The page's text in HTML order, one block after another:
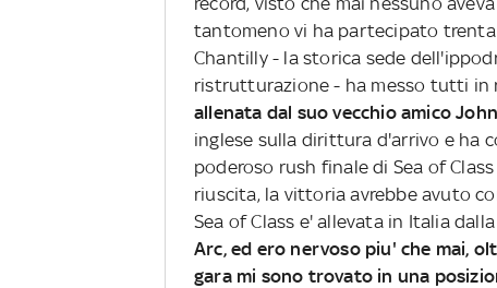
tantomeno vi ha partecipato trenta
Chantilly - la storica sede
ristrutturazione - ha messo tutti in
allenata dal suo vecchio amico
inglese sulla dirittura d'arrivo e ha
poderoso rush finale di Sea of
riuscita, la vittoria avrebbe avuto
Sea of Class e' allevata in Italia
Arc, ed ero nervoso piu' che mai,
gara mi sono trovato in una